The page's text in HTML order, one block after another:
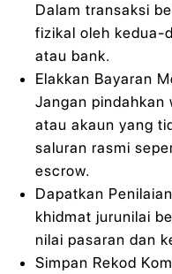
Dalam transaksi
fizikal oleh kedua-
atau bank.
Elakkan Bayaran
Jangan pindahkan
atau akaun yang
saluran rasmi
escrow.
Dapatkan
khidmat jurunilai
nilai pasaran dan
Simpan Rekod